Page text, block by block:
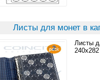
Листы для монет в
Листы